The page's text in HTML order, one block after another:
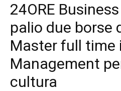
24ORE
palio due borse
Master full time
Management
cultura